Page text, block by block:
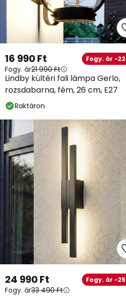
Lindby kültéri fali lámpa Gerlo,
rozsdabarna, fém, 26 cm, E27
16 990 Ft Fogy. ár -
Fogy. ár21 990 Ft
Raktáron
24 990 Ft Fogy. ár -
Fogy. ár33 490 Ft